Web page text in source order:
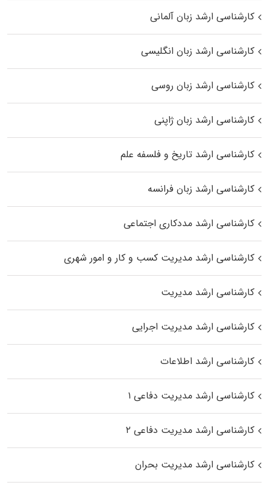
کارشناسی ارشد زبان آلمانی
کارشناسی ارشد زبان انگلیسی
کارشناسی ارشد زبان روسی
کارشناسی ارشد زبان ژاپنی
کارشناسی ارشد تاریخ و فلسفه علم
کارشناسی ارشد زبان فرانسه
کارشناسی ارشد مددکاری اجتماعی
کارشناسی ارشد مدیریت کسب و کار و امور شهری
کارشناسی ارشد مدیریت
کارشناسی ارشد مدیریت اجرایی
کارشناسی ارشد اطلاعات
کارشناسی ارشد مدیریت دفاعی ۱
کارشناسی ارشد مدیریت دفاعی ۲
کارشناسی ارشد مدیریت بحران